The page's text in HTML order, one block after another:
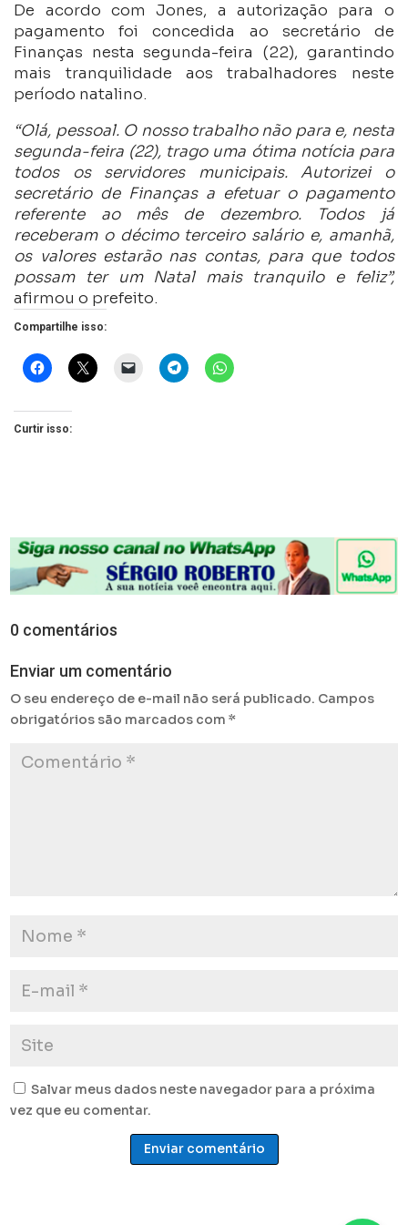
De acordo com Jones, a autorização para o
pagamento foi concedida ao secretário de
Finanças nesta segunda-feira (22), garantindo
mais tranquilidade aos trabalhadores neste
período natalino.
“Olá, pessoal. O nosso trabalho não para e, nesta
segunda-feira (22), trago uma ótima notícia para
todos os servidores municipais. Autorizei o
secretário de Finanças a efetuar o pagamento
referente ao mês de dezembro. Todos já
receberam o décimo terceiro salário e, amanhã,
os valores estarão nas contas, para que todos
possam ter um Natal mais tranquilo e feliz”,
afirmou o prefeito.
Compartilhe isso:
Curtir isso:
0 comentários
Enviar um comentário
O seu endereço de e-mail não será publicado. Campos
obrigatórios são marcados com*
Salvar meus dados neste navegador para a próxima
vez que eu comentar.
Enviar comentário